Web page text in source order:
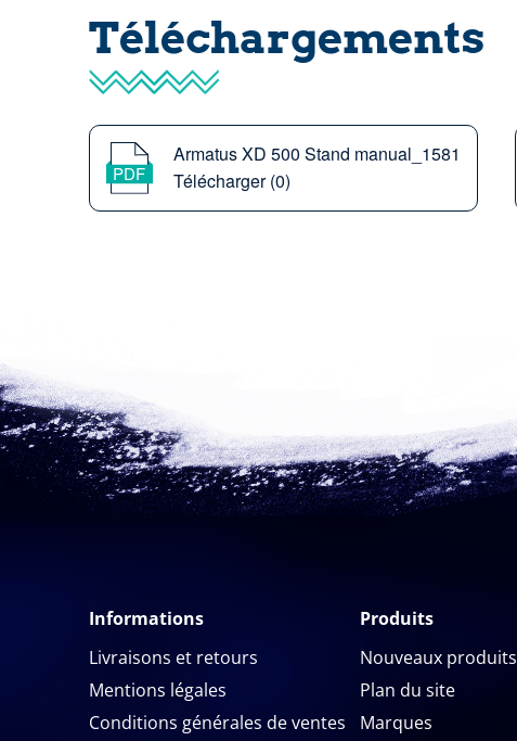
Téléchargements
Armatus XD 500 Stand manual_1581
Télécharger (0)
Informations
Livraisons et retours
Mentions légales
Conditions générales de ventes
Produits
Nouveaux produits
Plan du site
Marques